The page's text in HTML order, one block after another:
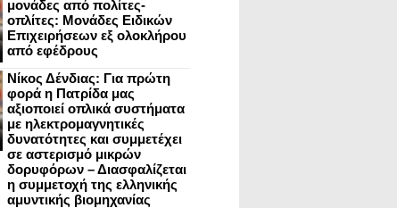
μονάδες από πολίτες-
οπλίτες: Μονάδες Ειδικών
Επιχειρήσεων εξ ολοκλήρου
από εφέδρους
Νίκος Δένδιας: Για πρώτη
φορά η Πατρίδα μας
αξιοποιεί οπλικά συστήματα
με ηλεκτρομαγνητικές
δυνατότητες και συμμετέχει
σε αστερισμό μικρών
δορυφόρων – Διασφαλίζεται
η συμμετοχή της ελληνικής
αμυντικής βιομηχανίας